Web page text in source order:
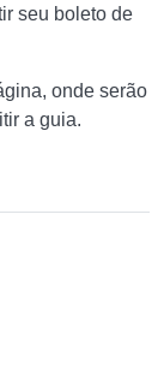
seu boleto de
onde serão
a guia.